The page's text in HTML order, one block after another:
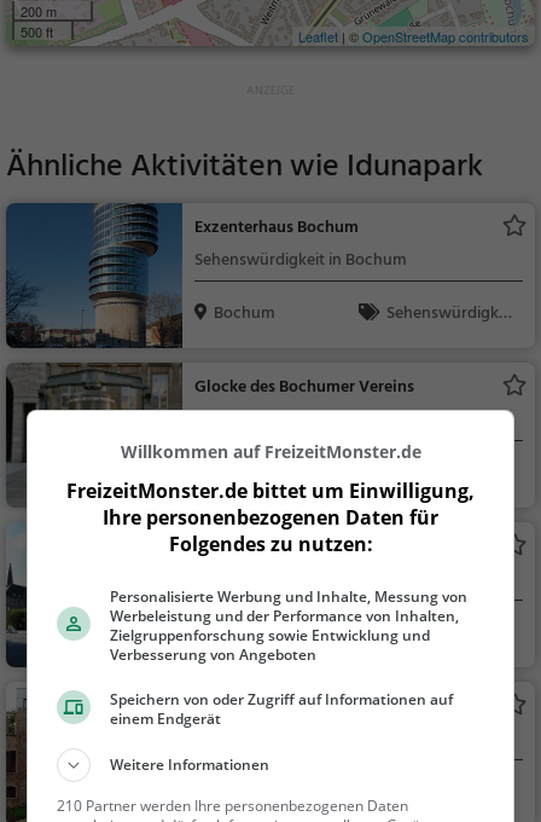
200 m
500 ft
Leaflet | ©OpenStreetMap contributors
Ähnliche Aktivitäten wie Idunapark
Exzenterhaus Bochum
Sehenswürdigkeit in Bochum
Bochum
Sehenswürdigkei
Glocke des Bochumer Vereins
Sehenswürdigkeit in Bochum
t
Rathaus Bochum
Bochum
Sehenswürdigkei
Situation Kunst
Willkommen auf FreizeitMonster.de
FreizeitMonster.de bittet um Einwilligung,
Ihre personenbezogenen Daten für
Folgendes zu nutzen:
Personalisierte Werbung und Inhalte, Messung von
Werbeleistung und der Performance von Inhalten,
Zielgruppenforschung sowie Entwicklung und
Verbesserung von Angeboten
Speichern von oder Zugriff auf Informationen auf
einem Endgerät
Weitere Informationen
210 Partner werden Ihre personenbezogenen Daten